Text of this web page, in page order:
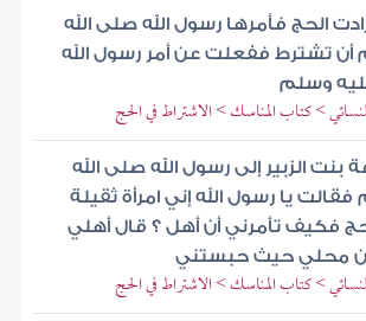
الحج فأمرها رسول الله صلى الله
أن تشترط ففعلت عن أمر رسول الله
وسلم
> كتاب المناسك > الاشتراط في الحج
بنت الزبير إلى رسول الله صلى الله
يا رسول الله إني امرأة ثقيلة
فكيف تأمرني أن أهل ؟ قال أهلي
محلي حيث حبستني
> كتاب المناسك > الاشتراط في الحج